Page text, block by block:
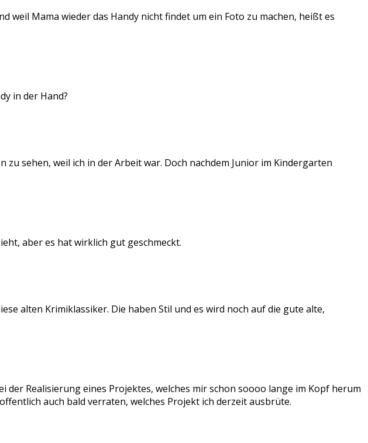
Mama wieder das Handy nicht findet um ein Foto zu machen, heißt es
in der Hand?
sehen, weil ich in der Arbeit war. Doch nachdem Junior im Kindergarten
aber es hat wirklich gut geschmeckt.
alten Krimiklassiker. Die haben Stil und es wird noch auf die gute alte,
Realisierung eines Projektes, welches mir schon soooo lange im Kopf herum
auch bald verraten, welches Projekt ich derzeit ausbrüte.